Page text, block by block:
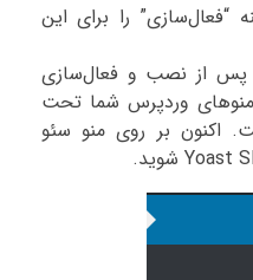
“فعال‌سازی” را برای این
پس از نصب و فعال‌سازی
وردپرس شما تحت
اکنون بر روی منو سئو